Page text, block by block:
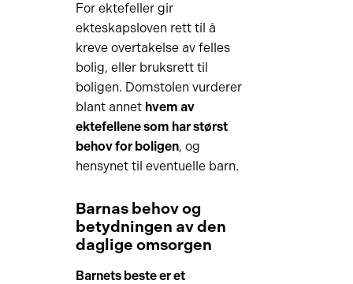
For ektefeller gir
ekteskapsloven rett til å
kreve overtakelse av felles
bolig, eller bruksrett til
boligen. Domstolen vurderer
blant annet hvem av
ektefellene som har størst
behov for boligen, og
hensynet til eventuelle barn.
Barnas behov og
betydningen av den
daglige omsorgen
Barnets beste er et